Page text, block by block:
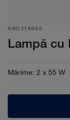
ASO319000
Lampă cu
Mărime: 2 x 55 W